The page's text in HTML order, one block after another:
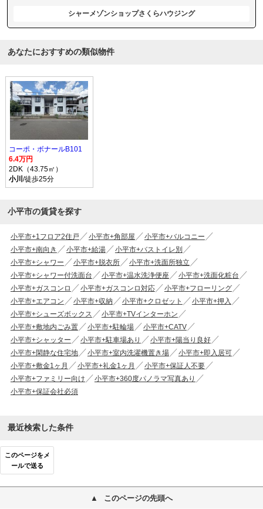
シャーメゾンショップさくらハウジング
あなたにおすすめの類似物件
コーポ・ボナールB101
6.4万円
2DK（43.75㎡）
小川 /徒歩25分
小平市の賃貸を探す
小平市+1フロア2住戸 小平市+角部屋
小平市+バルコニー
小平市+南向き
小平市+給湯
小平市+バストイレ別
小平市+シャワー
小平市+脱衣所
小平市+洗面所独立
小平市+シャワー付洗面台
小平市+温水洗浄便座
小平市+洗面化粧台
小平市+ガスコンロ
小平市+ガスコンロ対応
小平市+フローリング
小平市+エアコン
小平市+収納 小平市+クロゼット
小平市+押入
小平市+シューズボックス
小平市+TVインターホン
小平市+敷地内ごみ置
小平市+駐輪場
小平市+CATV
小平市+シャッター
小平市+駐車場あり
小平市+陽当り良好
小平市+閑静な住宅地
小平市+室内洗濯機置き場
小平市+即入居可
小平市+敷金1ヶ月
小平市+礼金1ヶ月
小平市+保証人不要
小平市+ファミリー向け
小平市+360度パノラマ写真あり
小平市+保証会社必須
最近検索した条件
このページをメ
ールで送る
このページの先頭へ